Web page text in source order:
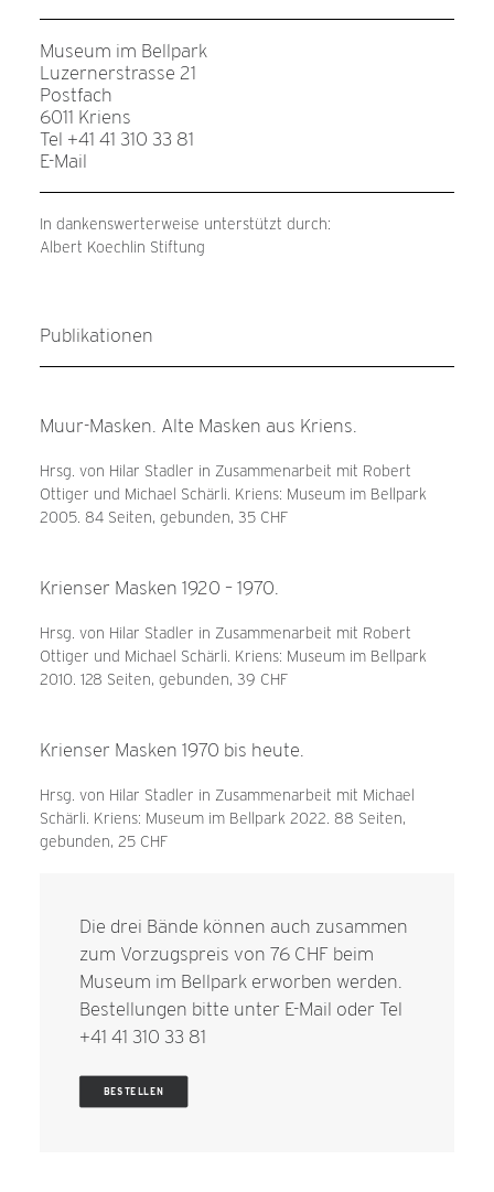
Museum im Bellpark
Luzernerstrasse 21
Postfach
6011 Kriens
Tel +41 41 310 33 81
E-Mail
In dankenswerterweise unterstützt durch:
Albert Koechlin Stiftung
Publikationen
Muur-Masken. Alte Masken aus Kriens.
Hrsg. von Hilar Stadler in Zusammenarbeit mit Robert
Ottiger und Michael Schärli. Kriens: Museum im Bellpark
2005. 84 Seiten, gebunden, 35 CHF
Krienser Masken 1920 – 1970.
Hrsg. von Hilar Stadler in Zusammenarbeit mit Robert
Ottiger und Michael Schärli. Kriens: Museum im Bellpark
2010. 128 Seiten, gebunden, 39 CHF
Krienser Masken 1970 bis heute.
Hrsg. von Hilar Stadler in Zusammenarbeit mit Michael
Schärli. Kriens: Museum im Bellpark 2022. 88 Seiten,
gebunden, 25 CHF
Die drei Bände können auch zusammen
zum Vorzugspreis von 76 CHF beim
Museum im Bellpark erworben werden.
Bestellungen bitte unter E-Mail oder Tel
+41 41 310 33 81
BESTELLEN